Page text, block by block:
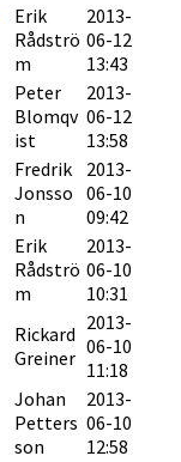
Erik
Rådströ
m
2013-
06-12
13:43
Peter
Blomqv
ist
2013-
06-12
13:58
Fredrik
Jonsso
n
2013-
06-10
09:42
Erik
Rådströ
m
2013-
06-10
10:31
Rickard
Greiner
2013-
06-10
11:18
Johan
Petters
son
2013-
06-10
12:58